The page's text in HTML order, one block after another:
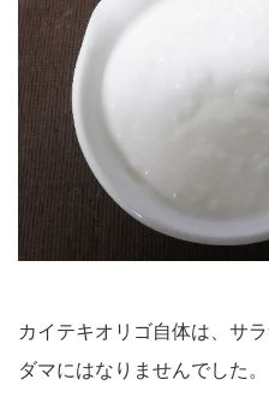
カイテキオリゴ自体は、サ
ダマにはなりませんでした。